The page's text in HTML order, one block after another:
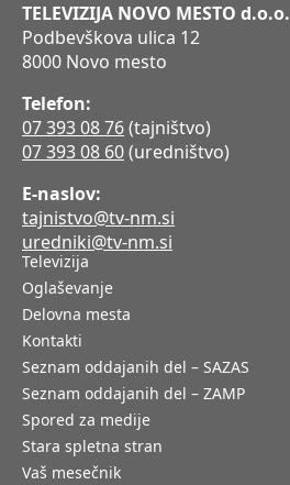
TELEVIZIJA NOVO MESTO d.o.o.
Podbevškova ulica 12
8000 Novo mesto
Telefon:
07 393 08 76(tajništvo)
07 393 08 60(uredništvo)
E-naslov:
tajnistvo@tv-nm.si
uredniki@tv-nm.si
Televizija
Oglaševanje
Delovna mesta
Kontakti
Seznam oddajanih del – SAZAS
Seznam oddajanih del – ZAMP
Spored za medije
Stara spletna stran
Vaš mesečnik